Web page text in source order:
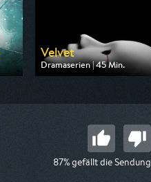
Velvet
Dramaserien | 45 Min.
Ausgestrahlt von One
87% gefällt die Sendung